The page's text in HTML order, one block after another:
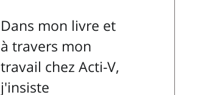
Dans mon livre et
à travers mon
travail chez Acti-V,
j'insiste